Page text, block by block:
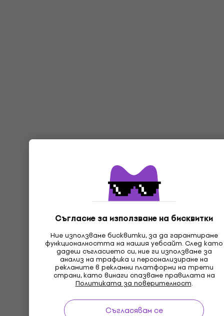
Съгласие за използване на бисквитки
Ние използваме бисквитки, за да гарантираме
функционалността на нашия уебсайт. След като
дадеш съгласието си, ние ги използваме за
анализ на трафика и персонализиране на
рекламите в рекламни платформи на трети
страни, като винаги спазваме правилата на
Политиката за поверителност.
Съгласявам се